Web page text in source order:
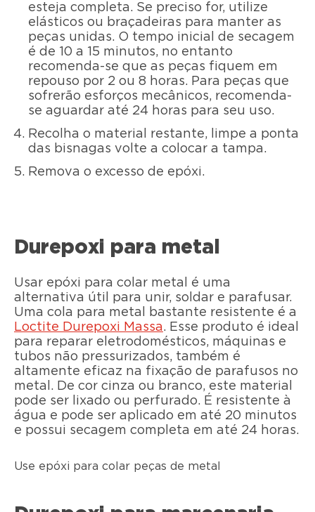
esteja completa. Se preciso for, utilize
elásticos ou braçadeiras para manter as
peças unidas. O tempo inicial de secagem
é de 10 a 15 minutos, no entanto
recomenda-se que as peças fiquem em
repouso por 2 ou 8 horas. Para peças que
sofrerão esforços mecânicos, recomenda-
se aguardar até 24 horas para seu uso.
Recolha o material restante, limpe a ponta
das bisnagas volte a colocar a tampa.
Remova o excesso de epóxi.
Durepoxi para metal
Usar epóxi para colar metal é uma
alternativa útil para unir, soldar e parafusar.
Uma cola para metal bastante resistente é a
Loctite Durepoxi Massa. Esse produto é ideal
para reparar eletrodomésticos, máquinas e
tubos não pressurizados, também é
altamente eficaz na fixação de parafusos no
metal. De cor cinza ou branco, este material
pode ser lixado ou perfurado. É resistente à
água e pode ser aplicado em até 20 minutos
e possui secagem completa em até 24 horas.
Use epóxi para colar peças de metal